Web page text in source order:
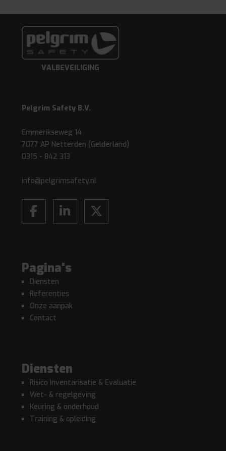
VALBEVEILIGING
Pelgrim Safety B.V.
Emmerikseweg 14
7077 AP Netterden (Gelderland)
0315 - 842 313
info@pelgrimsafety.nl
Pagina's
Diensten
Referenties
Onze aanpak
Contact
Diensten
Risico Inventarisatie & Evaluatie
Wet- & regelgeving
Keuring & onderhoud
Training & opleiding